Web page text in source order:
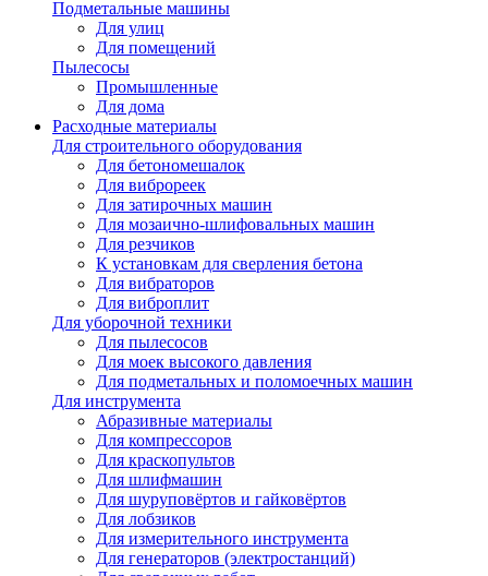
Подметальные машины
Для улиц
Для помещений
Пылесосы
Промышленные
Для дома
Расходные материалы
Для строительного оборудования
Для бетономешалок
Для виброреек
Для затирочных машин
Для мозаично-шлифовальных машин
Для резчиков
К установкам для сверления бетона
Для вибраторов
Для виброплит
Для уборочной техники
Для пылесосов
Для моек высокого давления
Для подметальных и поломоечных машин
Для инструмента
Абразивные материалы
Для компрессоров
Для краскопультов
Для шлифмашин
Для шуруповёртов и гайковёртов
Для лобзиков
Для измерительного инструмента
Для генераторов (электростанций)